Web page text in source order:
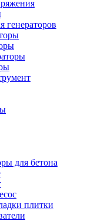
генераторов
для бетона
плитки